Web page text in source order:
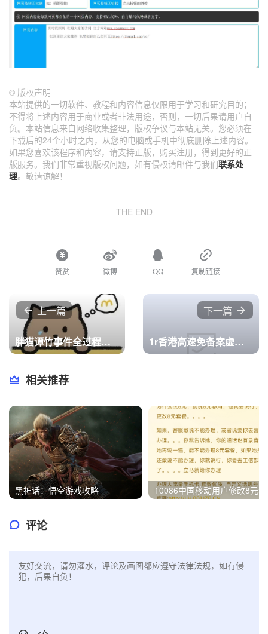
© 版权声明
本站提供的一切软件、教程和内容信息仅限用于学习和研究目的；
不得将上述内容用于商业或者非法用途，否则，一切后果请用户自
负。本站信息来自网络收集整理，版权争议与本站无关。您必须在
下载后的24个小时之内，从您的电脑或手机中彻底删除上述内容。
如果您喜欢该程序和内容，请支持正版，购买注册，得到更好的正
版服务。我们非常重视版权问题，如有侵权请邮件与我们联系处
理。敬请谅解！
THE END
赞赏 微博 QQ 复制链接
上一篇
胖猫谭竹事件全过程附聊天记录
下一篇
1r香港高速免备案虚拟主机
相关推荐
黑神话：悟空游戏攻略
评论